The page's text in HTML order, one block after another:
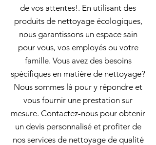
de vos attentes!. En utilisant des
produits de nettoyage écologiques,
nous garantissons un espace sain
pour vous, vos employés ou votre
famille. Vous avez des besoins
spécifiques en matière de nettoyage?
Nous sommes là pour y répondre et
vous fournir une prestation sur
mesure. Contactez-nous pour obtenir
un devis personnalisé et profiter de
nos services de nettoyage de qualité